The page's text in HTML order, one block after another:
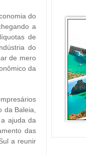
do
a
de
do
de mero
da
Baleia,
ajuda da
das
a reunir